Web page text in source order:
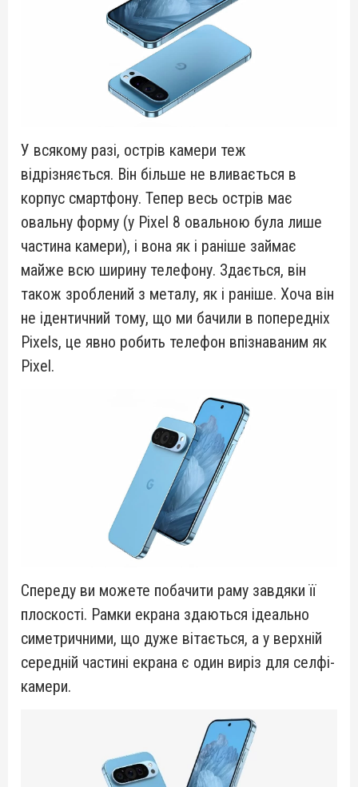
У всякому разі, острів камери теж
відрізняється. Він більше не вливається в
корпус смартфону. Тепер весь острів має
овальну форму (у Pixel 8 овальною була лише
частина камери), і вона як і раніше займає
майже всю ширину телефону. Здається, він
також зроблений з металу, як і раніше. Хоча він
не ідентичний тому, що ми бачили в попередніх
Pixels, це явно робить телефон впізнаваним як
Pixel.
Спереду ви можете побачити раму завдяки її
плоскості. Рамки екрана здаються ідеально
симетричними, що дуже вітається, а у верхній
середній частині екрана є один виріз для селфі-
камери.